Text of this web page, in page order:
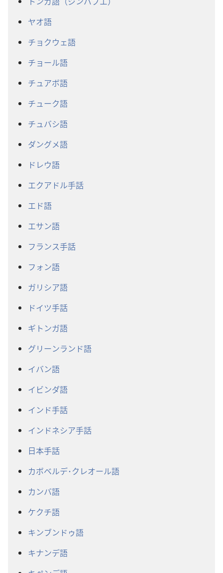
ヤオ語
チョクウェ語
チョール語
チュアボ語
チューク語
チュバシ語
ダングメ語
ドレウ語
エクアドル手話
エド語
エサン語
フランス手話
フォン語
ガリシア語
ドイツ手話
ギトンガ語
グリーンランド語
イバン語
イビンダ語
インド手話
インドネシア手話
日本手話
カボベルデ･クレオール語
カンバ語
ケクチ語
キンブンドゥ語
キナンデ語